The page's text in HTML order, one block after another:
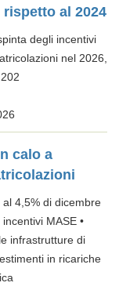
rispetto al 2024
degli incentivi
nel 2026,
calo a
al 4,5% di dicembre
MASE •
infrastrutture di
in ricariche